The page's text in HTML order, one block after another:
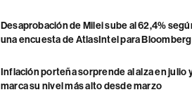
Desaprobación de Milei sube al 62,4%
una encuesta de AtlasIntel para Bloomberg
Inflación porteña sorprende al alza en julio
marca su nivel más alto desde marzo